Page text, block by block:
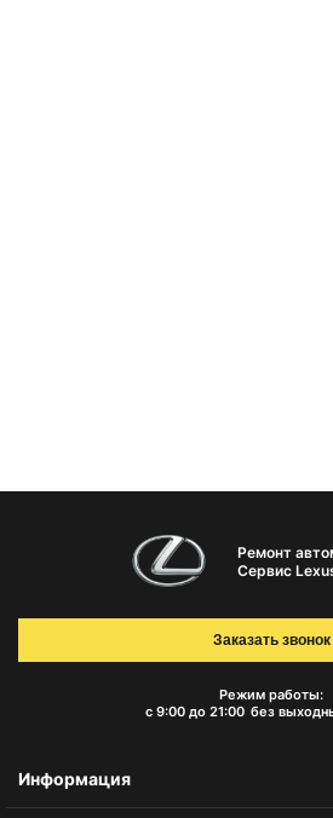
Ремонт
Сервис
Режим работы:
с 9:00 до 21:00 без
Заказать звонок
Информация